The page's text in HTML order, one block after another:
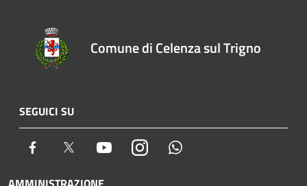
Comune di Celenza sul Trigno
SEGUICI SU
Facebook Twitter YoutubeInstagram